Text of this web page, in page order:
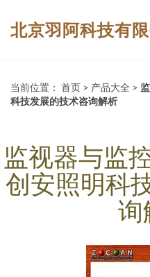
北京羽阿科技有
当前位置： 首页 > 产品大全 >
科技发展的技术咨询解析
监视器与监
创安照明科
询